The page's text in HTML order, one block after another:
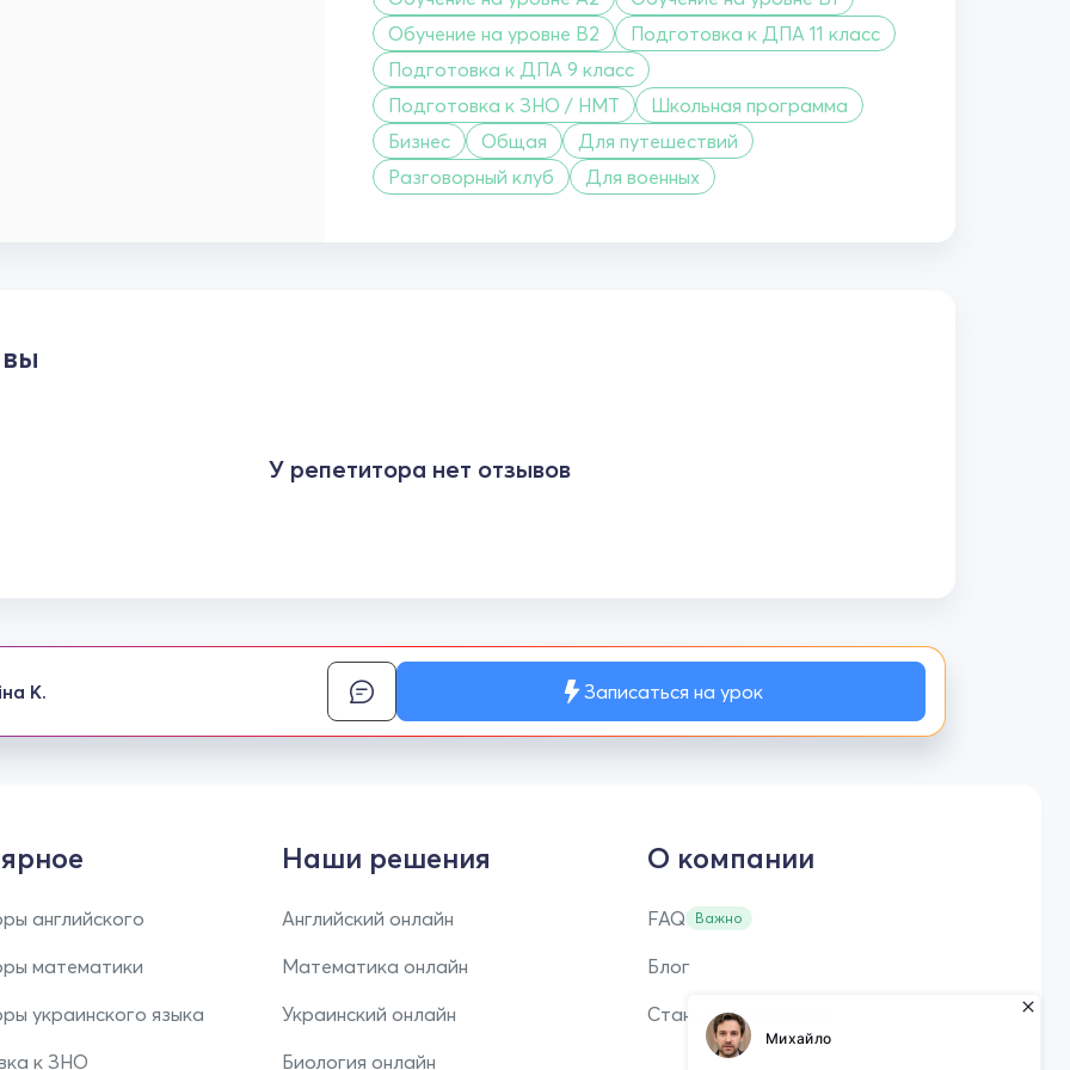
Обучение на уровне B2
Подготовка к ДПА 11 класс
Подготовка к ДПА 9 класс
Подготовка к ЗНО / НМТ
Школьная программа
Бизнес
Общая
Для путешествий
Разговорный клуб
Для военных
У репетитора нет отзывов
К. Записаться на урок
английского
математики
украинского языка
к ЗНО
Наши решения
Английский онлайн
Математика онлайн
Украинский онлайн
Биология онлайн
О компании
FAQ Важно
Блог
Стань репетитором